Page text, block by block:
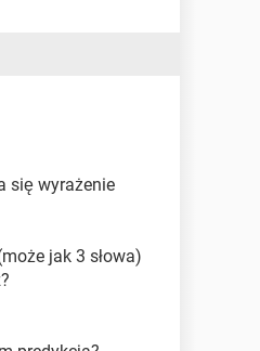
się wyrażenie
jak 3 słowa)